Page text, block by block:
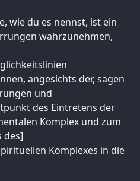
wie du es nennst, ist ein
wahrzunehmen,
angesichts der, sagen
und
des Eintretens der
Komplex und zum
des]
Komplexes in die